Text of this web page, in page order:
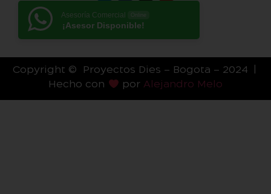
Asesoría Comercial
¡Asesor Disponible!
Copyright © Proyectos Dies – Bogota – 2024 |
Hecho con
por Alejandro Melo